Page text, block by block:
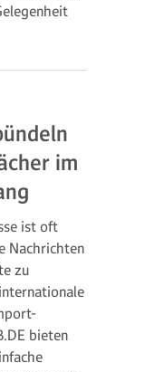
im
ist oft
Nachrichten
zu
bieten